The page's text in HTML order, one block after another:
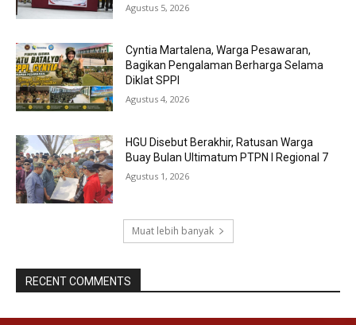
Agustus 5, 2026
Cyntia Martalena, Warga Pesawaran,
Bagikan Pengalaman Berharga Selama
Diklat SPPI
Agustus 4, 2026
HGU Disebut Berakhir, Ratusan Warga
Buay Bulan Ultimatum PTPN I Regional 7
Agustus 1, 2026
Muat lebih banyak
RECENT COMMENTS